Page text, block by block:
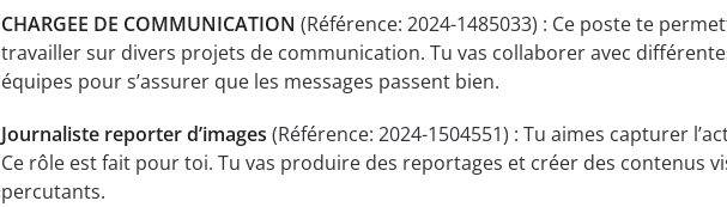
CHARGEE DE COMMUNICATION (Référence: 2024-1485033) : Ce poste te
travailler sur divers projets de communication. Tu vas collaborer avec
équipes pour s’assurer que les messages passent bien.
Journaliste reporter d’images (Référence: 2024-1504551) : Tu aimes capturer
Ce rôle est fait pour toi. Tu vas produire des reportages et créer des contenus
percutants.